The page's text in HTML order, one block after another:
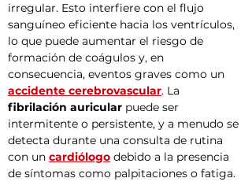
irregular. Esto interfiere con el flujo
sanguíneo eficiente hacia los ventrículos,
lo que puede aumentar el riesgo de
formación de coágulos y, en
consecuencia, eventos graves como un
accidente cerebrovascular. La
fibrilación auricular puede ser
intermitente o persistente, y a menudo se
detecta durante una consulta de rutina
con un cardiólogo debido a la presencia
de síntomas como palpitaciones o fatiga.